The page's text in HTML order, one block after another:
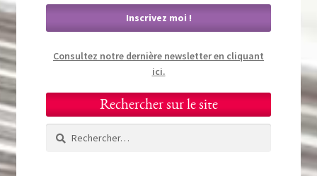
Consultez notre dernière newsletter en cliquant
ici.
Rechercher sur le site
Rechercher :